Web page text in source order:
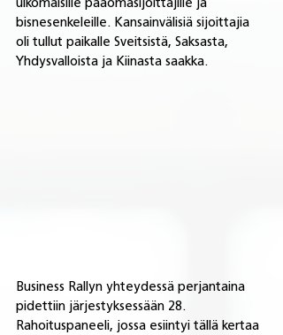
ulkomaisille pääomasijoittajille ja
bisnesenkeleille. Kansainvälisiä sijoittajia
oli tullut paikalle Sveitsistä, Saksasta,
Yhdysvalloista ja Kiinasta saakka.
Business Rallyn yhteydessä perjantaina
pidettiin järjestyksessään 28.
Rahoituspaneeli, jossa esiintyi tällä kertaa